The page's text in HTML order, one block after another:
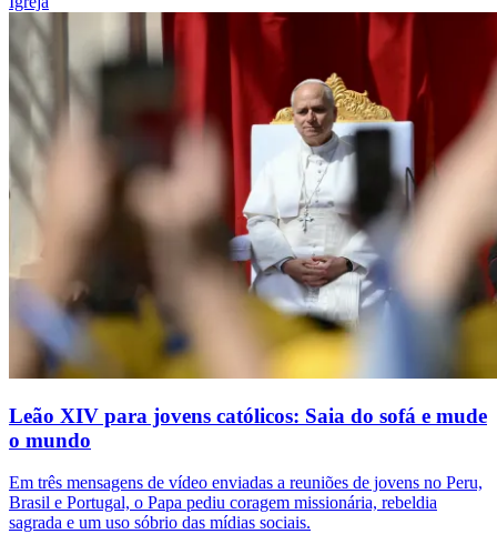
Leão XIV para jovens católicos: Saia do sofá e mude
o mundo
Em três mensagens de vídeo enviadas a reuniões de jovens no Peru,
Brasil e Portugal, o Papa pediu coragem missionária, rebeldia
sagrada e um uso sóbrio das mídias sociais.